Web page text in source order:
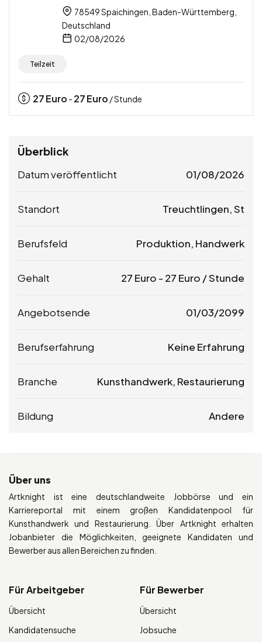
78549 Spaichingen, Baden-Württemberg,
Deutschland
02/08/2026
Teilzeit
27Euro - 27Euro / Stunde
Überblick
Datum veröffentlicht 01/08/2026
Standort Treuchtlingen, St
Berufsfeld Produktion, Handwerk
Gehalt 27 Euro - 27 Euro / Stunde
Angebotsende 01/03/2099
Berufserfahrung Keine Erfahrung
Branche Kunsthandwerk, Restaurierung
Bildung Andere
Über uns
Artknight ist eine deutschlandweite Jobbörse und ein
Karriereportal mit einem großen Kandidatenpool für
Kunsthandwerk und Restaurierung. Über Artknight erhalten
Jobanbieter die Möglichkeiten, geeignete Kandidaten und
Bewerber aus allen Bereichen zu finden.
Für Arbeitgeber
Übersicht
Kandidatensuche
Für Bewerber
Übersicht
Jobsuche